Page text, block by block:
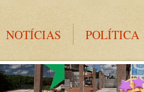
NOTÍCIAS POLÍTICA